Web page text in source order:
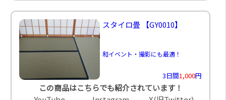
スタイロ畳 【GY0010】
和イベント・撮影にも最適！
3日間1,000円
この商品はこちらでも紹介されています！